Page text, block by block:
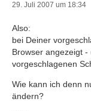
29. Juli 2007 um 18:34
Also:
bei Deiner
Browser angezeigt
vorgeschlagenen
Wie kann ich denn
ändern?